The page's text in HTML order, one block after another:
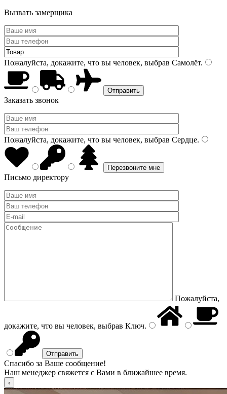
Вызвать замерщика
Пожалуйста, докажите, что вы человек, выбрав Самолёт.
Заказать звонок
Пожалуйста, докажите, что вы человек, выбрав Сердце.
Письмо директору
Пожалуйста,
докажите, что вы человек, выбрав Ключ.
Спасибо за Ваше сообщение!
Наш менеджер свяжется с Вами в ближайшее время.